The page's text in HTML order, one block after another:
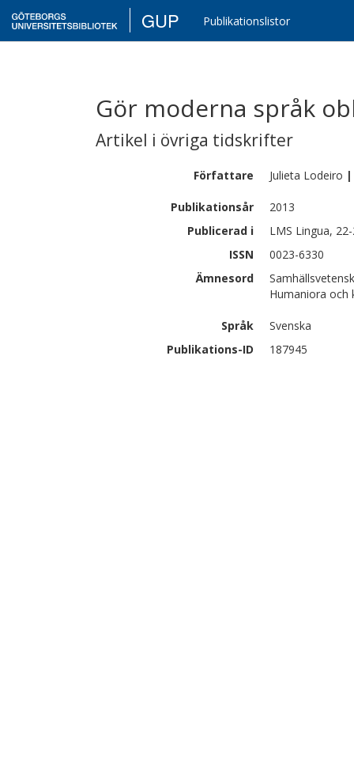
GUP Publikationslistor
Gör moderna språk
Artikel i övriga tidskrifter
Författare Julieta Lodeiro |
Publikationsår
2013
Publicerad i
LMS Lingua,
ISSN
0023-6330
Ämnesord
Humaniora
Språk
Svenska
Publikations-ID
187945